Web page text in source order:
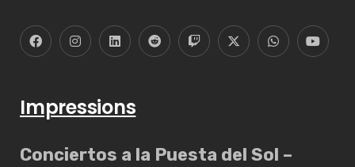
Impressions
Conciertos a la Puesta del Sol –